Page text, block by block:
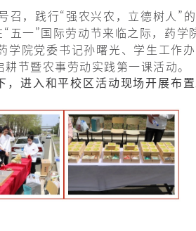
召，践行“强农兴农，立德树人”
一”国际劳动节来临之际，药学
院党委书记孙曙光、学生工作
节暨农事劳动实践第一课活动。
，进入和平校区活动现场开展布